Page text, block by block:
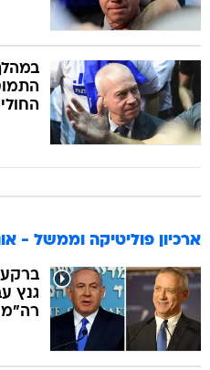
ארכיון פוליטיקה וממשל -
ברקע
גנץ
רה"מ